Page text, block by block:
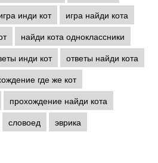
инди кот
игра найди кота
найди кота одноклассники
инди кот
ответы найди кота
где же кот
прохождение найди кота
словоед эврика